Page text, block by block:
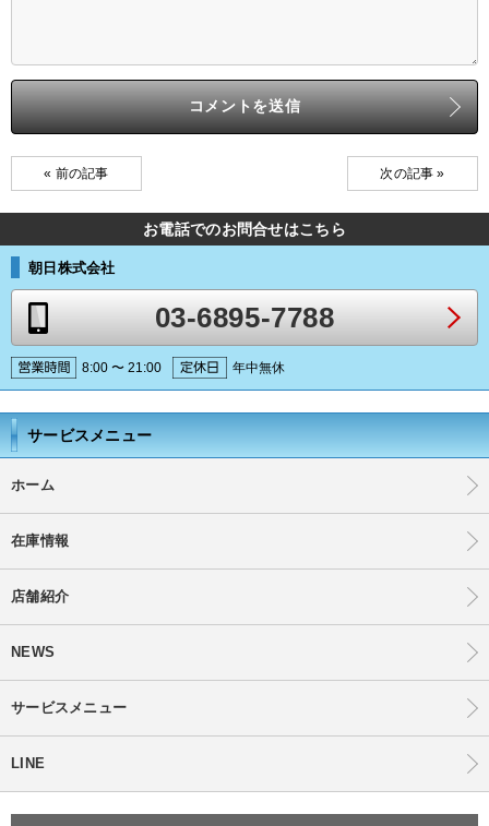
« 前の記事 次の記事 »
お電話でのお問合せはこちら
朝日株式会社
03-6895-7788
8:00 〜 21:00 年中無休
サービスメニュー
ホーム
在庫情報
店舗紹介
NEWS
サービスメニュー
LINE